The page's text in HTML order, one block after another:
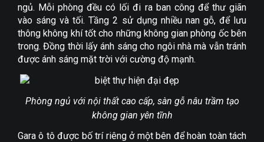
ngủ. Mỗi phòng đều có lối đi ra ban công để thư giãn
vào sáng và tối. Tầng 2 sử dụng nhiều nan gỗ, để lưu
thông không khí tốt cho những không gian phòng ốc bên
trong. Đồng thời lấy ánh sáng cho ngôi nhà mà vẫn tránh
được ánh sáng mặt trời với cường độ mạnh.
Phòng ngủ với nội thất cao cấp, sàn gỗ nâu trầm tạo
không gian yên tĩnh
Gara ô tô được bố trí riêng ở một bên để hoàn toàn tách